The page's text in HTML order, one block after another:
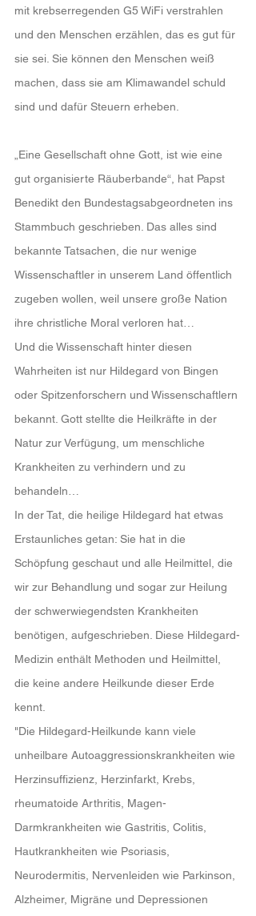
mit krebserregenden G5 WiFi verstrahlen
und den Menschen erzählen, das es gut für
sie sei. Sie können den Menschen weiß
machen, dass sie am Klimawandel schuld
sind und dafür Steuern erheben.
„Eine Gesellschaft ohne Gott, ist wie eine
gut organisierte Räuberbande“, hat Papst
Benedikt den Bundestagsabgeordneten ins
Stammbuch geschrieben. Das alles sind
bekannte Tatsachen, die nur wenige
Wissenschaftler in unserem Land öffentlich
zugeben wollen, weil unsere große Nation
ihre christliche Moral verloren hat…
Und die Wissenschaft hinter diesen
Wahrheiten ist nur Hildegard von Bingen
oder Spitzenforschern und Wissenschaftlern
bekannt. Gott stellte die Heilkräfte in der
Natur zur Verfügung, um menschliche
Krankheiten zu verhindern und zu
behandeln…
In der Tat, die heilige Hildegard hat etwas
Erstaunliches getan: Sie hat in die
Schöpfung geschaut und alle Heilmittel, die
wir zur Behandlung und sogar zur Heilung
der schwerwiegendsten Krankheiten
benötigen, aufgeschrieben. Diese Hildegard-
Medizin enthält Methoden und Heilmittel,
die keine andere Heilkunde dieser Erde
kennt.
"Die Hildegard-Heilkunde kann viele
unheilbare Autoaggressionskrankheiten wie
Herzinsuffizienz, Herzinfarkt, Krebs,
rheumatoide Arthritis, Magen-
Darmkrankheiten wie Gastritis, Colitis,
Hautkrankheiten wie Psoriasis,
Neurodermitis, Nervenleiden wie Parkinson,
Alzheimer, Migräne und Depressionen